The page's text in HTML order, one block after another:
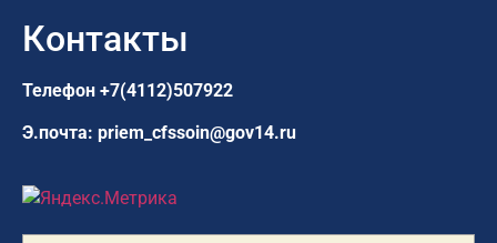
Контакты
Телефон +7(4112)507922
Э.почта: priem_cfssoin@gov14.ru